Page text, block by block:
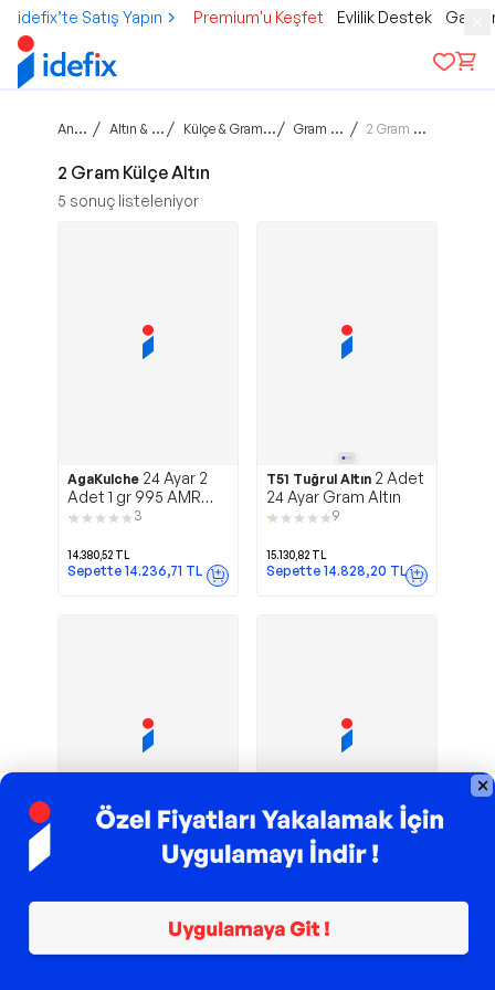
idefix’te Satış Yapın Premium'u Keşfet Evlilik Destek
Ana sayfa / Altın & Mücevher / Külçe & Gram & Ziynet Altın / Gram Külçe Altın / 2 Gram Külçe Altın
2 Gram Külçe Altın
5 sonuç listeleniyor
AgaKulche 24 Ayar 2
Adet 1 gr 995 AMR
Külçe Altın
3
14.380,52 TL
Sepette 14.236,71 TL
T51 Tuğrul Altın 2 Adet
24 Ayar Gram Altın
9
15.130,82 TL
Sepette 14.828,20 TL
2 gr 24
Sahra